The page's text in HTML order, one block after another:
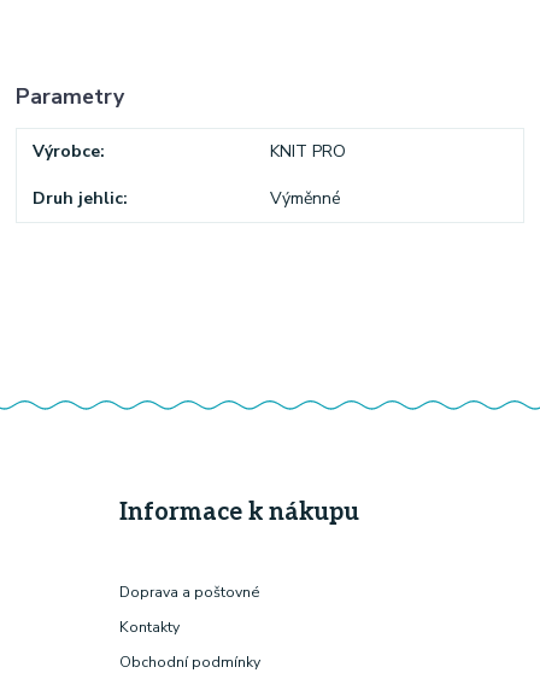
Parametry
Výrobce KNIT PRO
Druh jehlic Výměnné
Informace k nákupu
Doprava a poštovné
Kontakty
Obchodní podmínky